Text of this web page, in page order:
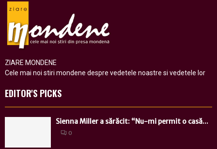
ZIARE MONDENE
Cele mai noi stiri mondene despre vedetele noastre si vedetele lor
EDITOR'S PICKS
Sienna Miller a sărăcit: “Nu-mi permit o casă...
0